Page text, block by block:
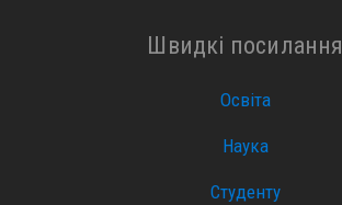
Швидкі посилання
Освіта
Наука
Студенту